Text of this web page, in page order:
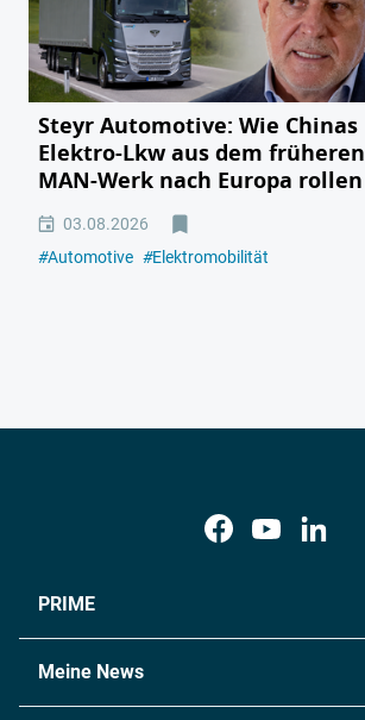
Steyr Automotive: Wie Chinas
Elektro-Lkw aus dem früheren
MAN-Werk nach Europa rollen
03.08.2026
#Automotive #Elektromobilität
PRIME
Meine News